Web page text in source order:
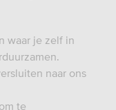
waar je zelf in
naar ons
te